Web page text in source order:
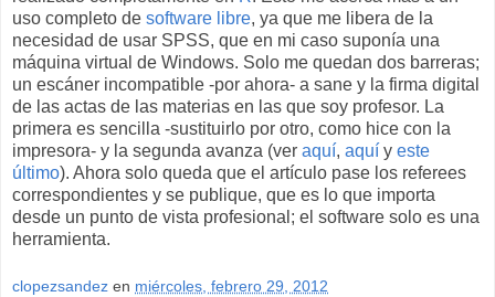
uso completo de software libre, ya que me libera de la
necesidad de usar SPSS, que en mi caso suponía una
máquina virtual de Windows. Solo me quedan dos barreras;
un escáner incompatible -por ahora- a sane y la firma digital
de las actas de las materias en las que soy profesor. La
primera es sencilla -sustituirlo por otro, como hice con la
impresora- y la segunda avanza (ver aquí, aquí y este
último). Ahora solo queda que el artículo pase los referees
correspondientes y se publique, que es lo que importa
desde un punto de vista profesional; el software solo es una
herramienta.
clopezsandez en miércoles, febrero 29, 2012